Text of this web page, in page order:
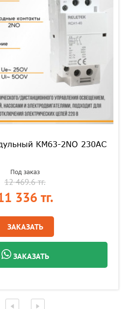
КМ63-2NO 230AC
Под заказ
12 469.6 тг.
336 тг.
ЗАКАЗАТЬ
ЗАКАЗАТЬ